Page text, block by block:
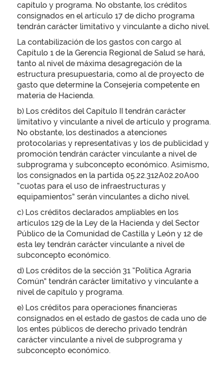
capítulo y programa. No obstante, los créditos
consignados en el artículo 17 de dicho programa
tendrán carácter limitativo y vinculante a dicho nivel.
La contabilización de los gastos con cargo al
Capítulo 1 de la Gerencia Regional de Salud se hará,
tanto al nivel de máxima desagregación de la
estructura presupuestaria, como al de proyecto de
gasto que determine la Consejería competente en
materia de Hacienda.
b) Los créditos del Capítulo II tendrán carácter
limitativo y vinculante a nivel de artículo y programa.
No obstante, los destinados a atenciones
protocolarias y representativas y los de publicidad y
promoción tendrán carácter vinculante a nivel de
subprograma y subconcepto económico. Asimismo,
los consignados en la partida 05.22.312A02.20A00
“cuotas para el uso de infraestructuras y
equipamientos” serán vinculantes a dicho nivel.
c) Los créditos declarados ampliables en los
artículos 129 de la Ley de la Hacienda y del Sector
Público de la Comunidad de Castilla y León y 12 de
esta ley tendrán carácter vinculante a nivel de
subconcepto económico.
d) Los créditos de la sección 31 “Política Agraria
Común” tendrán carácter limitativo y vinculante a
nivel de capítulo y programa.
e) Los créditos para operaciones financieras
consignados en el estado de gastos de cada uno de
los entes públicos de derecho privado tendrán
carácter vinculante a nivel de subprograma y
subconcepto económico.